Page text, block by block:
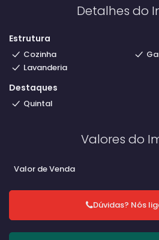
Detalhes do
Estrutura
Cozinha
Lavanderia
Destaques
Quintal
Valores do
Valor de Venda
Dúvidas? Nós